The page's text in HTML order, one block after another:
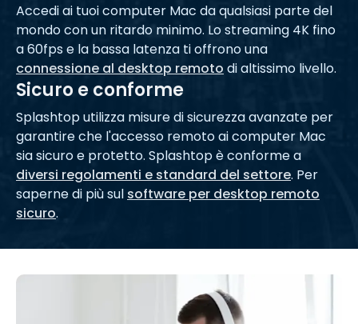
Accedi ai tuoi computer Mac da qualsiasi parte del
mondo con un ritardo minimo. Lo streaming 4K fino
a 60fps e la bassa latenza ti offrono una
connessione al desktop remoto di altissimo livello.
Sicuro e conforme
Splashtop utilizza misure di sicurezza avanzate per
garantire che l'accesso remoto ai computer Mac
sia sicuro e protetto. Splashtop è conforme a
diversi regolamenti e standard del settore. Per
saperne di più sul software per desktop remoto
sicuro.